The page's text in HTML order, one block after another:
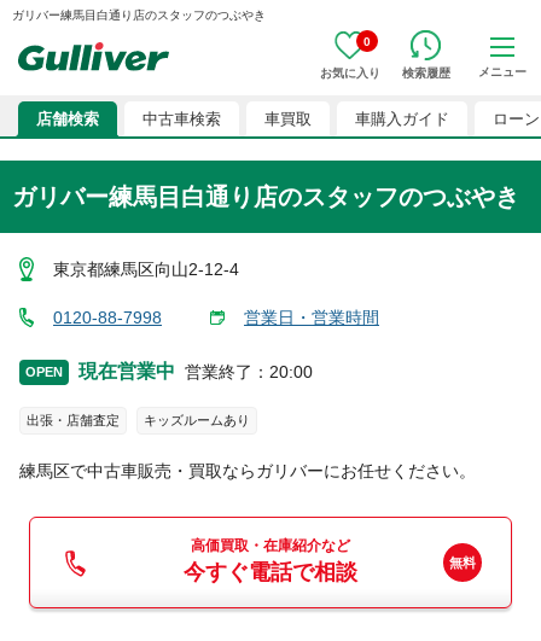
ガリバー練馬目白通り店のスタッフのつぶやき
0
お気に入り 検索履歴 メニュー
店舗検索 中古車検索 車買取 車購入ガイド ローン
ガリバー練馬目白通り店のスタッフのつぶやき
東京都練馬区向山2-12-4
0120-88-7998 営業日・営業時間
OPEN 現在営業中 営業終了 ： 20:00
出張・店舗査定 キッズルームあり
練馬区で中古車販売・買取ならガリバーにお任せください。
高価買取・在庫紹介など
今すぐ電話で相談